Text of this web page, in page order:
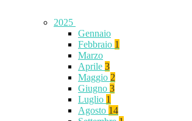
2025
Gennaio
Febbraio 1
Marzo
Aprile 3
Maggio 2
Giugno 3
Luglio 1
Agosto 14